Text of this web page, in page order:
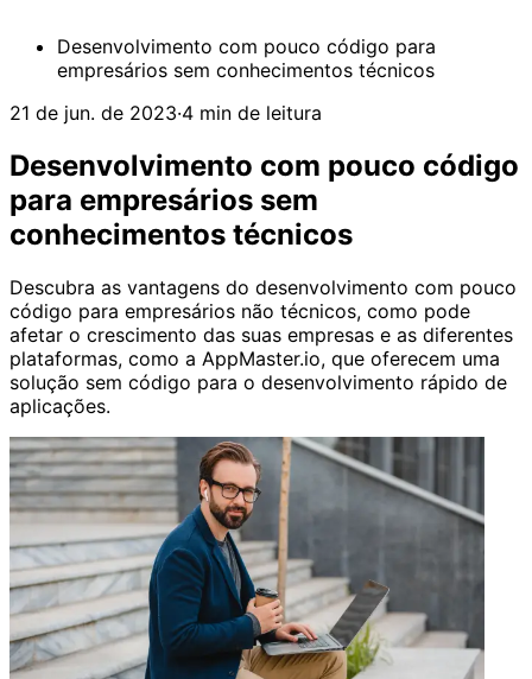
Desenvolvimento com pouco código para
empresários sem conhecimentos técnicos
21 de jun. de 2023·4 min de leitura
Desenvolvimento com pouco código
para empresários sem
conhecimentos técnicos
Descubra as vantagens do desenvolvimento com pouco
código para empresários não técnicos, como pode
afetar o crescimento das suas empresas e as diferentes
plataformas, como a AppMaster.io, que oferecem uma
solução sem código para o desenvolvimento rápido de
aplicações.